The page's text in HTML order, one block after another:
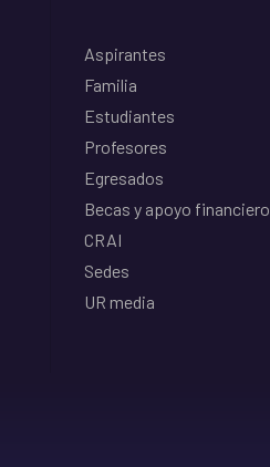
Aspirantes
Familia
Estudiantes
Profesores
Egresados
Becas y apoyo financiero
CRAI
Sedes
UR media